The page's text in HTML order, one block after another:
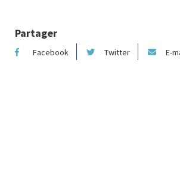
Partager
Facebook Twitter E-